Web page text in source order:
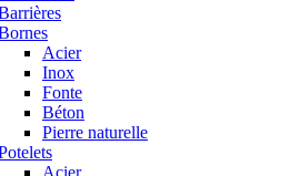
Acier
Inox
Fonte
Béton
Pierre naturelle
Acier